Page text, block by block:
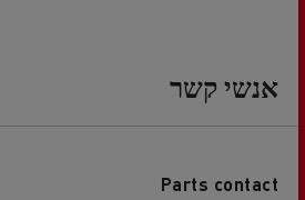
אנשי קשר
Parts contact